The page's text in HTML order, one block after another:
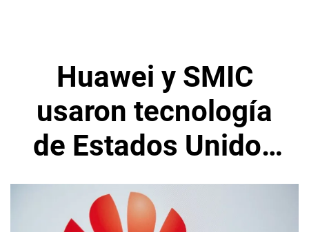
Huawei y SMIC
usaron tecnología
de Estados Unidos
para fabricar chips
avanzados